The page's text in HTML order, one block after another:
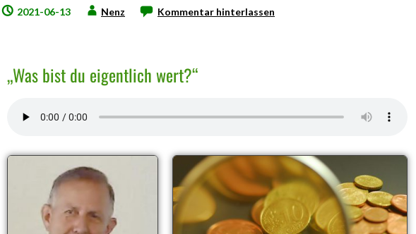
2021-06-13 Nenz Kommentar hinterlassen
„Was bist du eigentlich wert?“